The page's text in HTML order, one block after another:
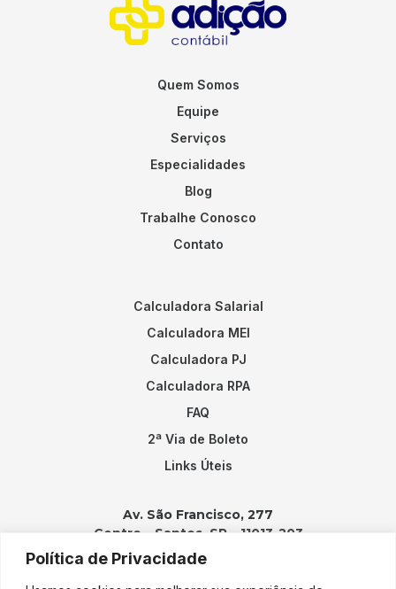
Política de Privacidade
Quem Somos
Equipe
Serviços
Especialidades
Blog
Trabalhe Conosco
Contato
Calculadora Salarial
Calculadora MEI
Calculadora PJ
Calculadora RPA
FAQ
2ª Via de Boleto
Links Úteis
Av. São Francisco, 277
Centro – Santos, SP – 11013-203
Contatos: